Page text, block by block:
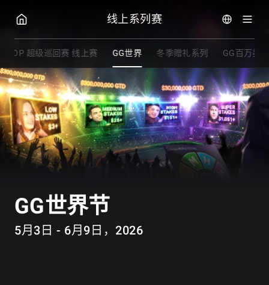
线上系列赛
WSOP 超级巡回赛 线上赛 GG世界 冬季赠礼系列 GG百万美
GG世界节
5月3日 - 6月9日，2026